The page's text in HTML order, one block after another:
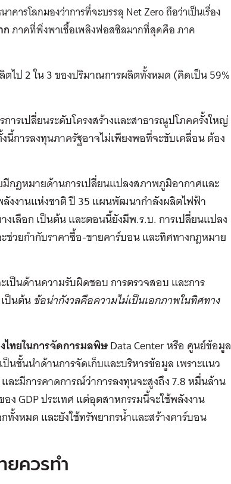
ารโลกมองว่าการที่จะบรรลุ Net Zero ถือว่าเป็นเรื่อง
กภาคที่พิ่งพาเชื้อเพลิงฟอสซิลมากที่สุดคือ ภาค
ไป 2 ใน 3 ของปริมาณการผลิตทั้งหมด (คิดเป็น 59%
ารเปลี่ยนระดับโครงสร้างและสาธารณูปโภคครั้งใหญ่
การลงทุนภาครัฐอาจไม่เพียงพอที่จะขับเคลื่อน ต้อง
มีกฎหมายด้านการเปลี่ยนแปลงสภาพภูมิอากาศและ
งงานแห่งชาติ ปี 35 แผนพัฒนากำลังผลิตไฟฟ้า
เลือก เป็นต้น และตอนนี้ยังมีพ.ร.บ. การเปลี่ยนแปลง
วยกำกับราคาซื้อ-ขายคาร์บอน และทิศทางกฎหมาย
เป็นด้านความรับผิดชอบ การตรวจสอบ และการ
ป็นต้นข้อน่ากังวลคือความไม่เป็นเอกภาพในทิศทาง
ไทยในการจัดการมลพิษData Center หรือ ศูนย์ข้อมูล
นชั้นนำด้านการจัดเก็บและบริหารข้อมูล เพราะแนว
ละมีการคาดการณ์ว่าการลงทุนจะสูงถึง 7.8 หมื่นล้าน
ง GDP ประเทศ แต่อุตสาหกรรมนี้จะใช้พลังงาน
ทั้งหมด และยังใช้ทรัพยากรน้ำและสร้างคาร์บอน
ยควรทำ